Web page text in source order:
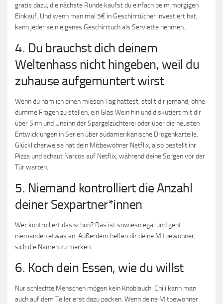
gratis dazu, die nächste Runde kaufst du einfach beim morgigen
Einkauf. Und wenn man mal 5€ in Geschirrtücher investiert hat,
kann jeder sein eigenes Geschirrtuch als Serviette nehmen.
4. Du brauchst dich deinem
Weltenhass nicht hingeben, weil du
zuhause aufgemuntert wirst
Wenn du nämlich einen miesen Tag hattest, stellt dir jemand, ohne
dumme Fragen zu stellen, ein Glas Wein hin und diskutiert mit dir
über Sinn und Unsinn der Spargelzüchterei oder über die neusten
Entwicklungen in Serien über südamerikanische Drogenkartelle.
Glücklicherweise hat dein Mitbewohner Netflix, also bestellt ihr
Pizza und schaut Narcos auf Netflix, während deine Sorgen vor der
Tür warten.
5. Niemand kontrolliert die Anzahl
deiner Sexpartner*innen
Wer kontrolliert das schon? Das ist sowieso egal und geht
niemanden etwas an. Außerdem helfen dir deine Mitbewohner,
sich die Namen zu merken.
6. Koch dein Essen, wie du willst
Nur schlechte Menschen mögen kein Knoblauch. Chili kann man
auch auf dem Teller erst dazu packen. Wenn deine Mitbewohner